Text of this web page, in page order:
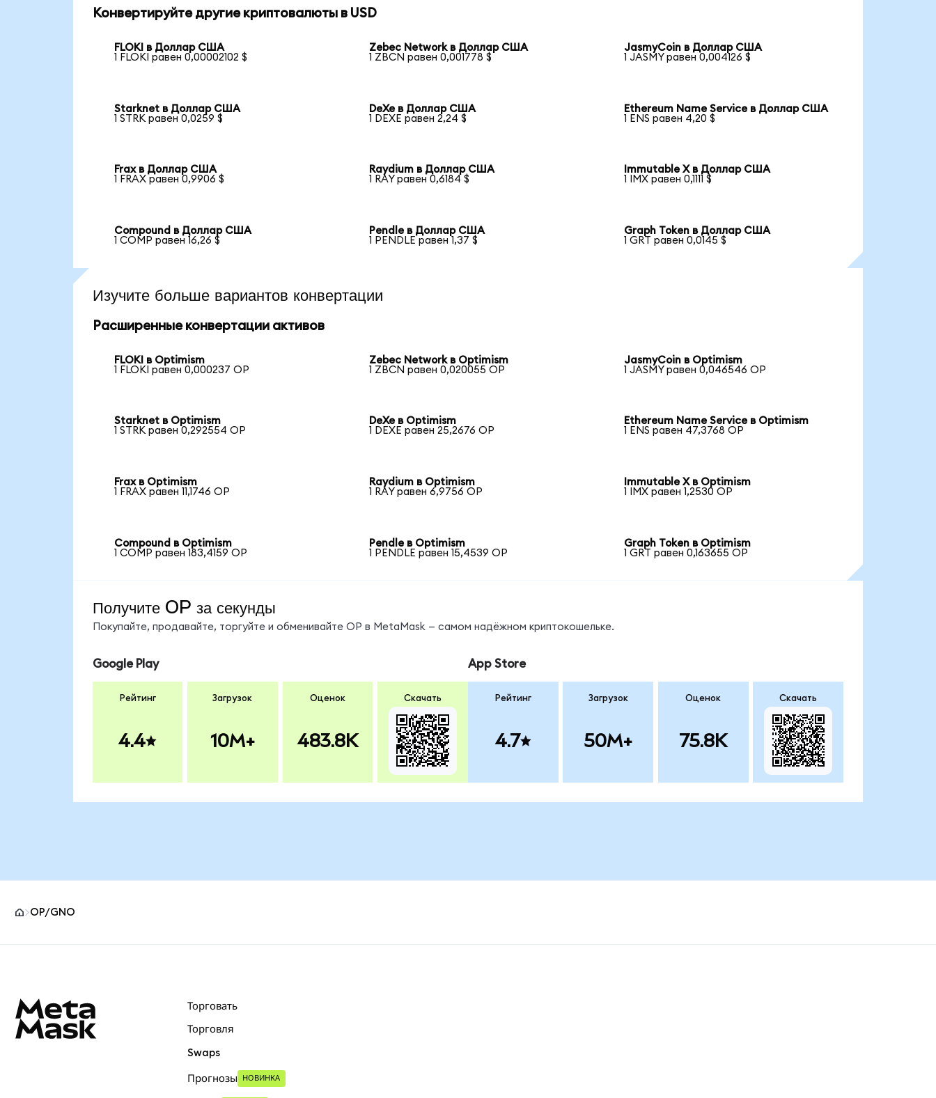
Конвертируйте другие криптовалюты в USD
FLOKI в Доллар США
1 FLOKI равен 0,00002102 $
Zebec Network в Доллар США
1 ZBCN равен 0,001778 $
JasmyCoin в Доллар США
1 JASMY равен 0,004126 $
Starknet в Доллар США
1 STRK равен 0,0259 $
DeXe в Доллар США
1 DEXE равен 2,24 $
Ethereum Name Service в Доллар США
1 ENS равен 4,20 $
Frax в Доллар США
1 FRAX равен 0,9906 $
Raydium в Доллар США
1 RAY равен 0,6184 $
Immutable X в Доллар США
1 IMX равен 0,1111 $
Compound в Доллар США
1 COMP равен 16,26 $
Pendle в Доллар США
1 PENDLE равен 1,37 $
Graph Token в Доллар США
1 GRT равен 0,0145 $
Изучите больше вариантов конвертации
Расширенные конвертации активов
FLOKI в Optimism
1 FLOKI равен 0,000237 OP
Zebec Network в Optimism
1 ZBCN равен 0,020055 OP
JasmyCoin в Optimism
1 JASMY равен 0,046546 OP
Starknet в Optimism
1 STRK равен 0,292554 OP
DeXe в Optimism
1 DEXE равен 25,2676 OP
Ethereum Name Service в Optimism
1 ENS равен 47,3768 OP
Frax в Optimism
1 FRAX равен 11,1746 OP
Raydium в Optimism
1 RAY равен 6,9756 OP
Immutable X в Optimism
1 IMX равен 1,2530 OP
Compound в Optimism
1 COMP равен 183,4159 OP
Pendle в Optimism
1 PENDLE равен 15,4539 OP
Graph Token в Optimism
1 GRT равен 0,163655 OP
Получите OP за секунды
Покупайте, продавайте, торгуйте и обменивайте OP в MetaMask — самом надёжном криптокошельке.
Google Play
Рейтинг
4.4
Загрузок
10M+
Оценок
483.8K
Скачать
App Store
Рейтинг
4.7
Загрузок
50M+
Оценок
75.8K
Скачать
OP/GNO
Торговать
Торговля
Swaps
Прогнозы НОВИНКА